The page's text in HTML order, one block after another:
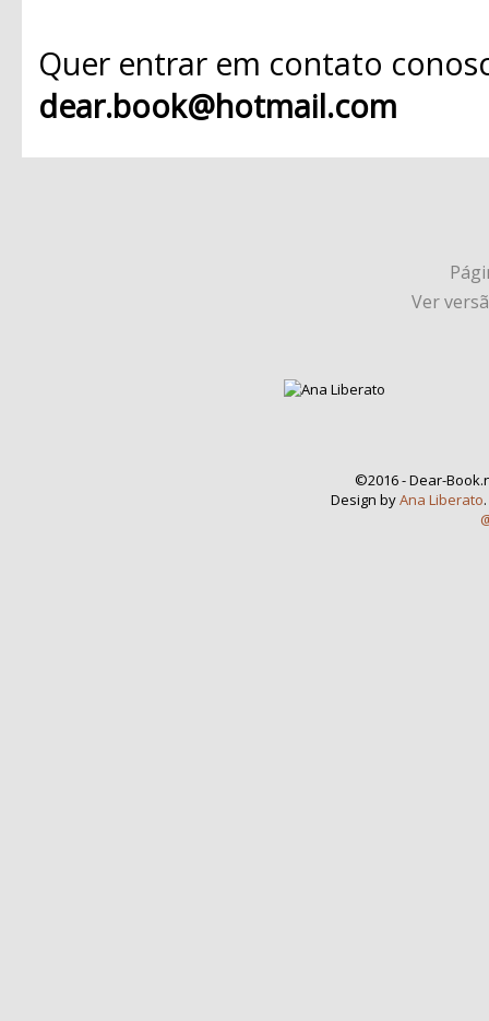
Quer entrar em contato
dear.book@hotmail.com
Ver
©2016 - Dear-
Design byAna Liberato